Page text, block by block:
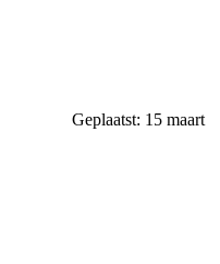
Geplaatst: 15 maart